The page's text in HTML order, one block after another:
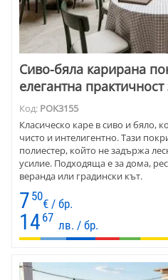
Сиво-бяла карирана
елегантна
Код: POK3155
Класическо каре в сиво и бяло,
чисто и интелигентно. Тази
полиестер, който не задържа
усилие. Подходяща е за дома,
веранда или градински кът.
7 50
€ / бр.
14 67
лв. / бр.